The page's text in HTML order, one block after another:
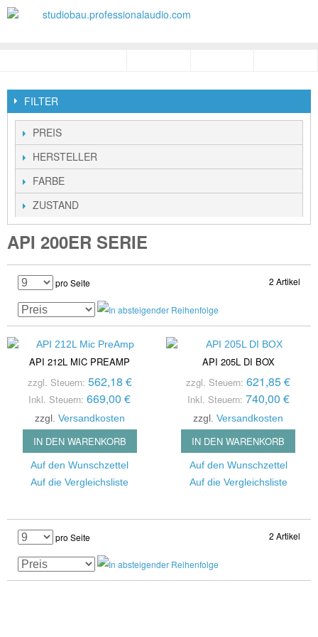
FILTER
PREIS
HERSTELLER
FARBE
ZUSTAND
API 200ER SERIE
2 Artikel
pro Seite
API 212L MIC PREAMP
zzgl. Steuern: 562,18 €
Inkl. Steuern: 669,00 €
zzgl. Versandkosten
IN DEN WARENKORB
Auf den Wunschzettel
Auf die Vergleichsliste
API 205L DI BOX
zzgl. Steuern: 621,85 €
Inkl. Steuern: 740,00 €
zzgl.Versandkosten
IN DEN WARENKORB
Auf den Wunschzettel
Auf die Vergleichsliste
2 Artikel
pro Seite